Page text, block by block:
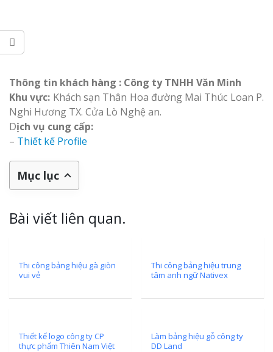
Thông tin khách hàng : Công ty TNHH Văn Minh
Khu vực: Khách sạn Thân Hoa đường Mai Thúc Loan P.
Nghi Hương TX. Cửa Lò Nghệ an.
Dịch vụ cung cấp:
– Thiết kế Profile
Mục lục
Bài viết liên quan.
Thi công bảng hiệu gà giòn
vui vẻ
Thi công bảng hiệu trung
tâm anh ngữ Nativex
Thiết kế logo công ty CP
thực phẩm Thiên Nam Việt
Làm bảng hiệu gỗ công ty
DD Land